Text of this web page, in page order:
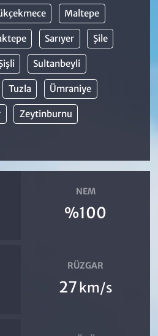
Maltepe
Sarıyer Şile
Sultanbeyli
Tuzla Ümraniye
Zeytinburnu
NEM
%100
RÜZGAR
27 km/s